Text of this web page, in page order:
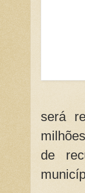
será
de